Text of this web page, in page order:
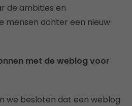
de ambities en
mensen achter een nieuw
met de weblog voor
we besloten dat een weblog